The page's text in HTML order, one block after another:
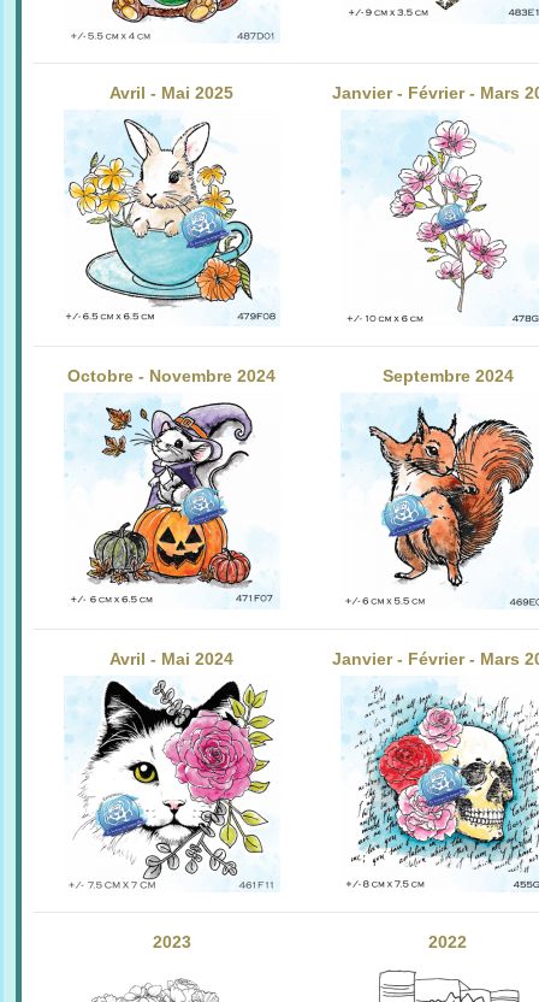
Avril - Mai 2025 Janvier - Février - Mars
Octobre - Novembre 2024 Septembre 2024
Avril - Mai 2024 Janvier - Février - Mars
2023 2022